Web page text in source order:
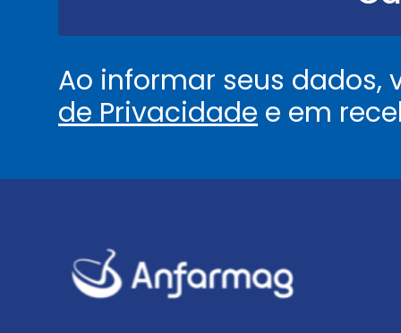
Ao informar seus
de Privacidade e em